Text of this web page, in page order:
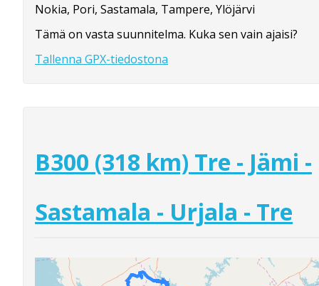
Nokia, Pori, Sastamala, Tampere, Ylöjärvi
Tämä on vasta suunnitelma. Kuka sen vain ajaisi?
Tallenna GPX-tiedostona
B300 (318 km) Tre - Jämi -
Sastamala - Urjala - Tre